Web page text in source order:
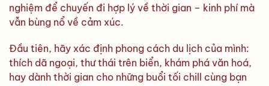
nghiệm để chuyến đi hợp lý về thời gian – kinh phí mà
vẫn bùng nổ về cảm xúc.
Đầu tiên, hãy xác định phong cách du lịch của mình:
thích dã ngoại, thư thái trên biển, khám phá văn hoá,
hay dành thời gian cho những buổi tối chill cùng bạn